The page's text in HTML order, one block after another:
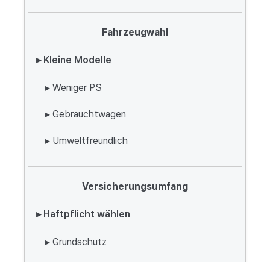
Fahrzeugwahl
▸ Kleine Modelle
▸ Weniger PS
▸ Gebrauchtwagen
▸ Umweltfreundlich
Versicherungsumfang
▸ Haftpflicht wählen
▸ Grundschutz